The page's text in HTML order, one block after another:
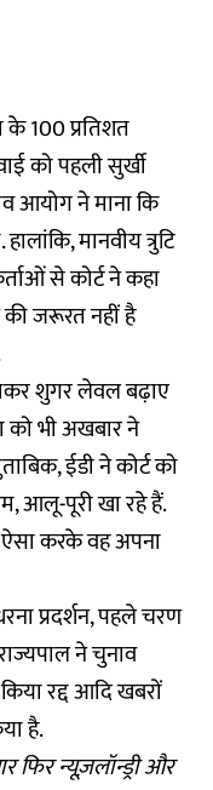
100 प्रतिशत
को पहली सुर्खी
आयोग ने माना कि
मानवीय त्रुटि
से कोर्ट ने कहा
जरूरत नहीं है
शुगर लेवल बढ़ाए
को भी अखबार ने
ईडी ने कोर्ट को
आलू-पूरी खा रहे हैं.
करके वह अपना
प्रदर्शन, पहले चरण
ने चुनाव
रद्द आदि खबरों
है.
फिर न्यूज़लॉन्ड्री और